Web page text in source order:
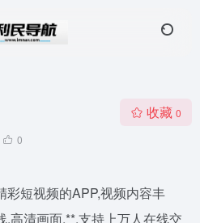
0
收藏 0
短视频的APP,视频内容丰
高清画面,**,支持上万人在线交